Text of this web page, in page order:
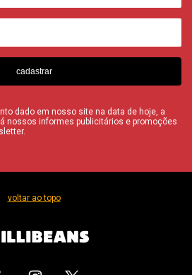
cadastrar
dado em nosso site na data de hoje, a
nossos informes publicitários e promoções
voltar ao topo